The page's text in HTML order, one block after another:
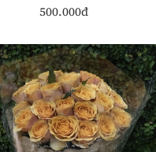
500.000đ